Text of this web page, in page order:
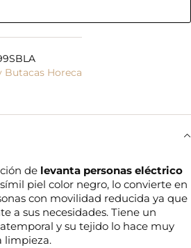
Butacas Horeca
de levanta personas eléctrico
piel color negro, lo convierte en
con movilidad reducida ya que
a sus necesidades. Tiene un
y su tejido lo hace muy
limpieza.